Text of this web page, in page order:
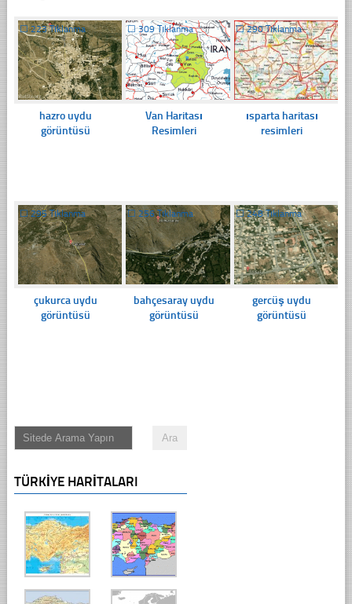
☐223 Tıklanma
hazro uydu
görüntüsü
☐309 Tıklanma
Van Haritası
Resimleri
☐290 Tıklanma
ısparta haritası
resimleri
☐295 Tıklanma
çukurca uydu
görüntüsü
☐256 Tıklanma
bahçesaray uydu
görüntüsü
☐248 Tıklanma
gercüş uydu
görüntüsü
TÜRKIYE HARITALARI